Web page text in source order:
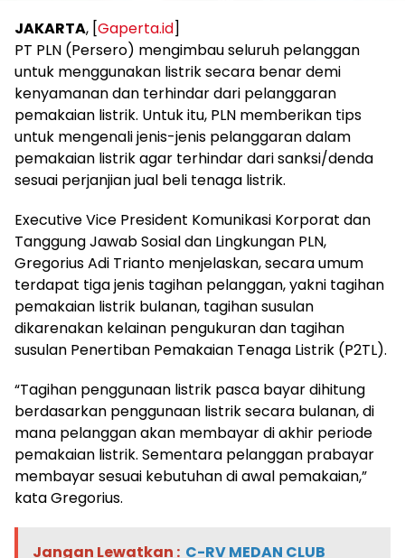
JAKARTA, [Gaperta.id]
PT PLN (Persero) mengimbau seluruh pelanggan
untuk menggunakan listrik secara benar demi
kenyamanan dan terhindar dari pelanggaran
pemakaian listrik. Untuk itu, PLN memberikan tips
untuk mengenali jenis-jenis pelanggaran dalam
pemakaian listrik agar terhindar dari sanksi/denda
sesuai perjanjian jual beli tenaga listrik.
Executive Vice President Komunikasi Korporat dan
Tanggung Jawab Sosial dan Lingkungan PLN,
Gregorius Adi Trianto menjelaskan, secara umum
terdapat tiga jenis tagihan pelanggan, yakni tagihan
pemakaian listrik bulanan, tagihan susulan
dikarenakan kelainan pengukuran dan tagihan
susulan Penertiban Pemakaian Tenaga Listrik (P2TL).
“Tagihan penggunaan listrik pasca bayar dihitung
berdasarkan penggunaan listrik secara bulanan, di
mana pelanggan akan membayar di akhir periode
pemakaian listrik. Sementara pelanggan prabayar
membayar sesuai kebutuhan di awal pemakaian,”
kata Gregorius.
Jangan Lewatkan : C-RV MEDAN CLUB